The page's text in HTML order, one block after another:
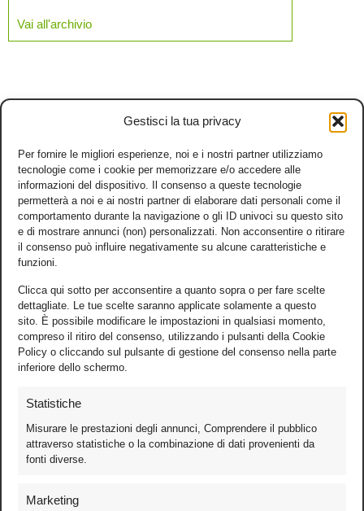
Gestisci la tua privacy
Per fornire le migliori esperienze, noi e i nostri partner utilizziamo
tecnologie come i cookie per memorizzare e/o accedere alle
informazioni del dispositivo. Il consenso a queste tecnologie
permetterà a noi e ai nostri partner di elaborare dati personali come il
comportamento durante la navigazione o gli ID univoci su questo sito
e di mostrare annunci (non) personalizzati. Non acconsentire o ritirare
il consenso può influire negativamente su alcune caratteristiche e
funzioni.
Clicca qui sotto per acconsentire a quanto sopra o per fare scelte
dettagliate. Le tue scelte saranno applicate solamente a questo
sito. È possibile modificare le impostazioni in qualsiasi momento,
compreso il ritiro del consenso, utilizzando i pulsanti della Cookie
Policy o cliccando sul pulsante di gestione del consenso nella parte
inferiore dello schermo.
Statistiche
Misurare le prestazioni degli annunci, Comprendere il pubblico
attraverso statistiche o la combinazione di dati provenienti da
fonti diverse.
Marketing
Vai all'archivio